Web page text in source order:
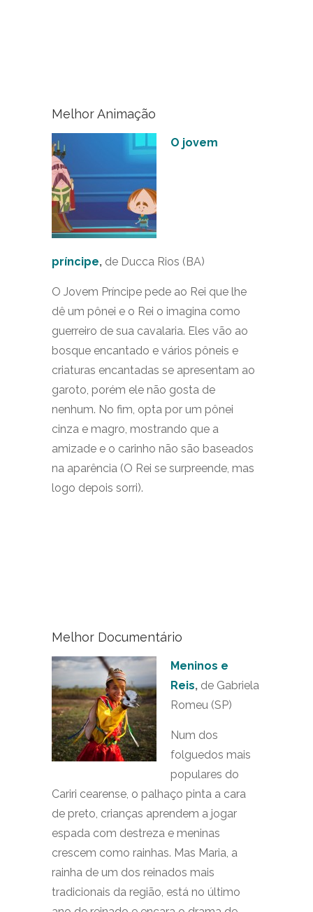
Melhor Animação
O jovem
príncipe, de Ducca Rios (BA)
O Jovem Príncipe pede ao Rei que lhe
dê um pônei e o Rei o imagina como
guerreiro de sua cavalaria. Eles vão ao
bosque encantado e vários pôneis e
criaturas encantadas se apresentam ao
garoto, porém ele não gosta de
nenhum. No fim, opta por um pônei
cinza e magro, mostrando que a
amizade e o carinho não são baseados
na aparência (O Rei se surpreende, mas
logo depois sorri).
Melhor Documentário
Meninos e
Reis, de Gabriela
Romeu (SP)
Num dos
folguedos mais
populares do
Cariri cearense, o palhaço pinta a cara
de preto, crianças aprendem a jogar
espada com destreza e meninas
crescem como rainhas. Mas Maria, a
rainha de um dos reinados mais
tradicionais da região, está no último